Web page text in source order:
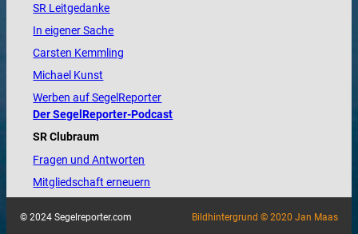
SR Leitgedanke
In eigener Sache
Carsten Kemmling
Michael Kunst
Werben auf SegelReporter
Der SegelReporter-Podcast
SR Clubraum
Fragen und Antworten
Mitgliedschaft erneuern
© 2024 Segelreporter.com Bildhintergrund © 2020 Jan Maas